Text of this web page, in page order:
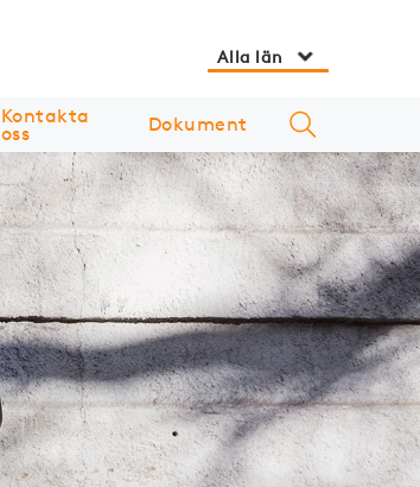
Alla län
Kontakta
oss Dokument